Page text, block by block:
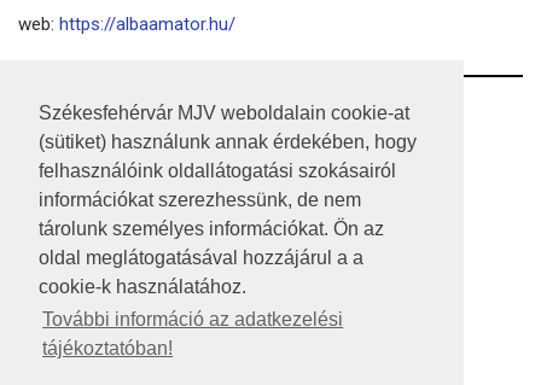
Székesfehérvár MJV weboldalain cookie-at
(sütiket) használunk annak érdekében, hogy
felhasználóink oldallátogatási szokásairól
információkat szerezhessünk, de nem
tárolunk személyes információkat. Ön az
oldal meglátogatásával hozzájárul a a
cookie-k használatához.
További információ az adatkezelési
tájékoztatóban!
web: https://albaamator.hu/
RSS
A HONLAP 2017.03.31-I ÁLLAPOTA
JOGI NYILATKOZAT
IMPRESSZUM
KÖZÉRDEKŰ ADATOK